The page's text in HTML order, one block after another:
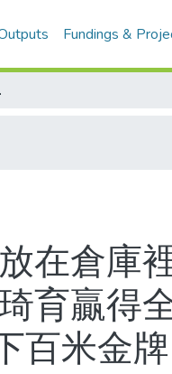
Fundings &
誠摘下百米金牌
在倉庫
育贏得
百米金牌